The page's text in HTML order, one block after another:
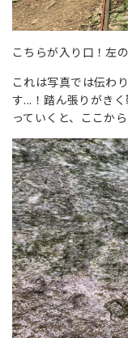
こちらが入り口！左
これは写真では伝わ
す...！踏ん張りがき
っていくと、ここか